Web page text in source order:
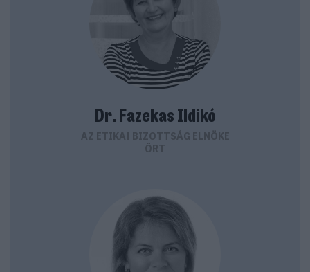
Dr. Fazekas Ildikó
AZ ETIKAI BIZOTTSÁG ELNÖKE
ÖRT